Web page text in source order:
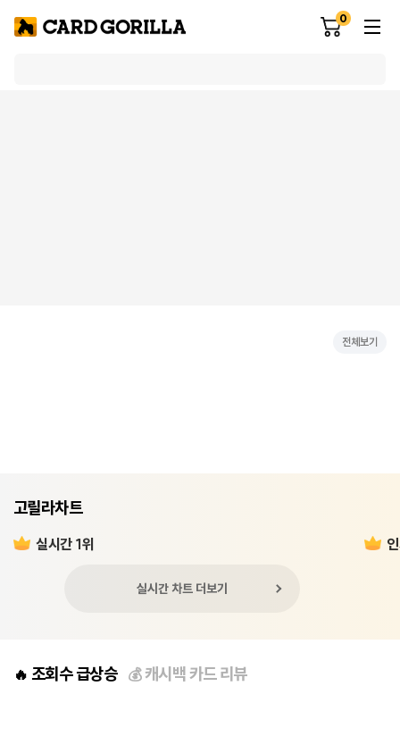
0
전체보기
고릴라차트
실시간 1위
실시간 차트 더보기
🔥 조회수 급상승 💰캐시백 카드 리뷰